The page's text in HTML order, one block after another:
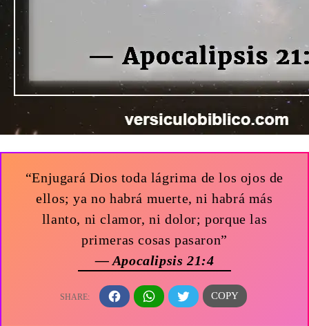
“Enjugará Dios toda lágrima de los ojos de
ellos; ya no habrá muerte, ni habrá más
llanto, ni clamor, ni dolor; porque las
primeras cosas pasaron”
— Apocalipsis 21:4